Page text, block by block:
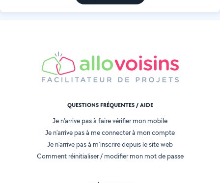
QUESTIONS FRÉQUENTES / AIDE
Je n'arrive pas à faire vérifier mon mobile
Je n'arrive pas à me connecter à mon compte
Je n'arrive pas à m'inscrire depuis le site web
Comment réinitialiser / modifier mon mot de passe